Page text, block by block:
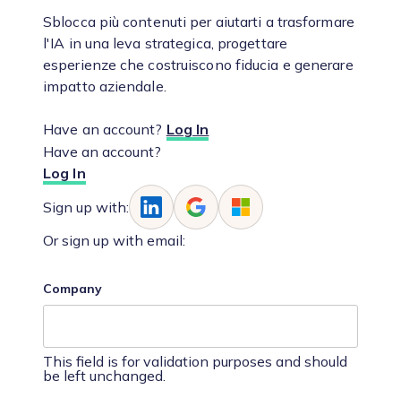
Sblocca più contenuti per aiutarti a trasformare
l'IA in una leva strategica, progettare
esperienze che costruiscono fiducia e generare
impatto aziendale.
Have an account? Log In
Have an account?
Log In
Sign up with:
Or sign up with email:
Company
This field is for validation purposes and should
be left unchanged.